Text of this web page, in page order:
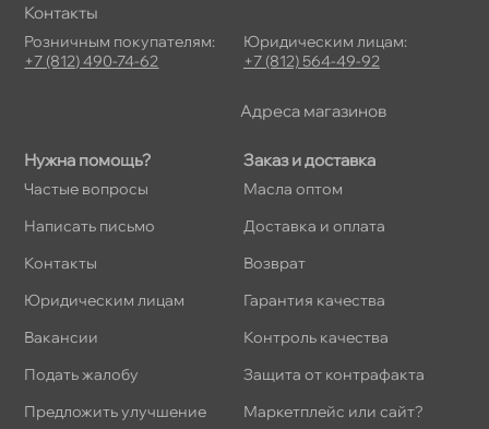
Нужна помощь?
Частые вопросы
Написать письмо
Контакты
Юридическим лицам
акансии
Подать жалобу
Предложить улучшение
Заказ и доставка
Масла оптом
Доставка и оплата
озврат
Гарантия качества
Контроль качества
Защита от контрафакта
Маркетплейс или сайт?
Контакты
Розничным покупателям:
+7 (812) 490-74-62
Юридическим лицам:
+7 (812) 564-49-92
Адреса магазино